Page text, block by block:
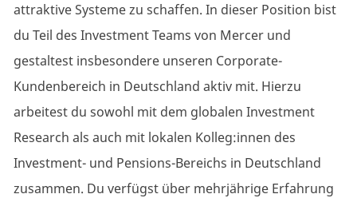
attraktive Systeme zu schaffen. In dieser Position bist
du Teil des Investment Teams von Mercer und
gestaltest insbesondere unseren Corporate-
Kundenbereich in Deutschland aktiv mit. Hierzu
arbeitest du sowohl mit dem globalen Investment
Research als auch mit lokalen Kolleg:innen des
Investment- und Pensions-Bereichs in Deutschland
zusammen. Du verfügst über mehrjährige Erfahrung